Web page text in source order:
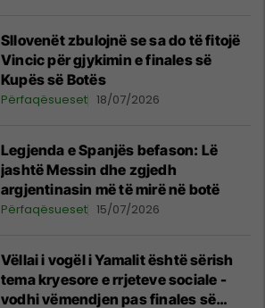
Sllovenët zbulojnë se sa do të fitojë
Vincic për gjykimin e finales së
Kupës së Botës
Përfaqësueset 18/07/2026
Legjenda e Spanjës befason: Lë
jashtë Messin dhe zgjedh
argjentinasin më të mirë në botë
Përfaqësueset 15/07/2026
Vëllai i vogël i Yamalit është sërish
tema kryesore e rrjeteve sociale -
vodhi vëmendjen pas finales së